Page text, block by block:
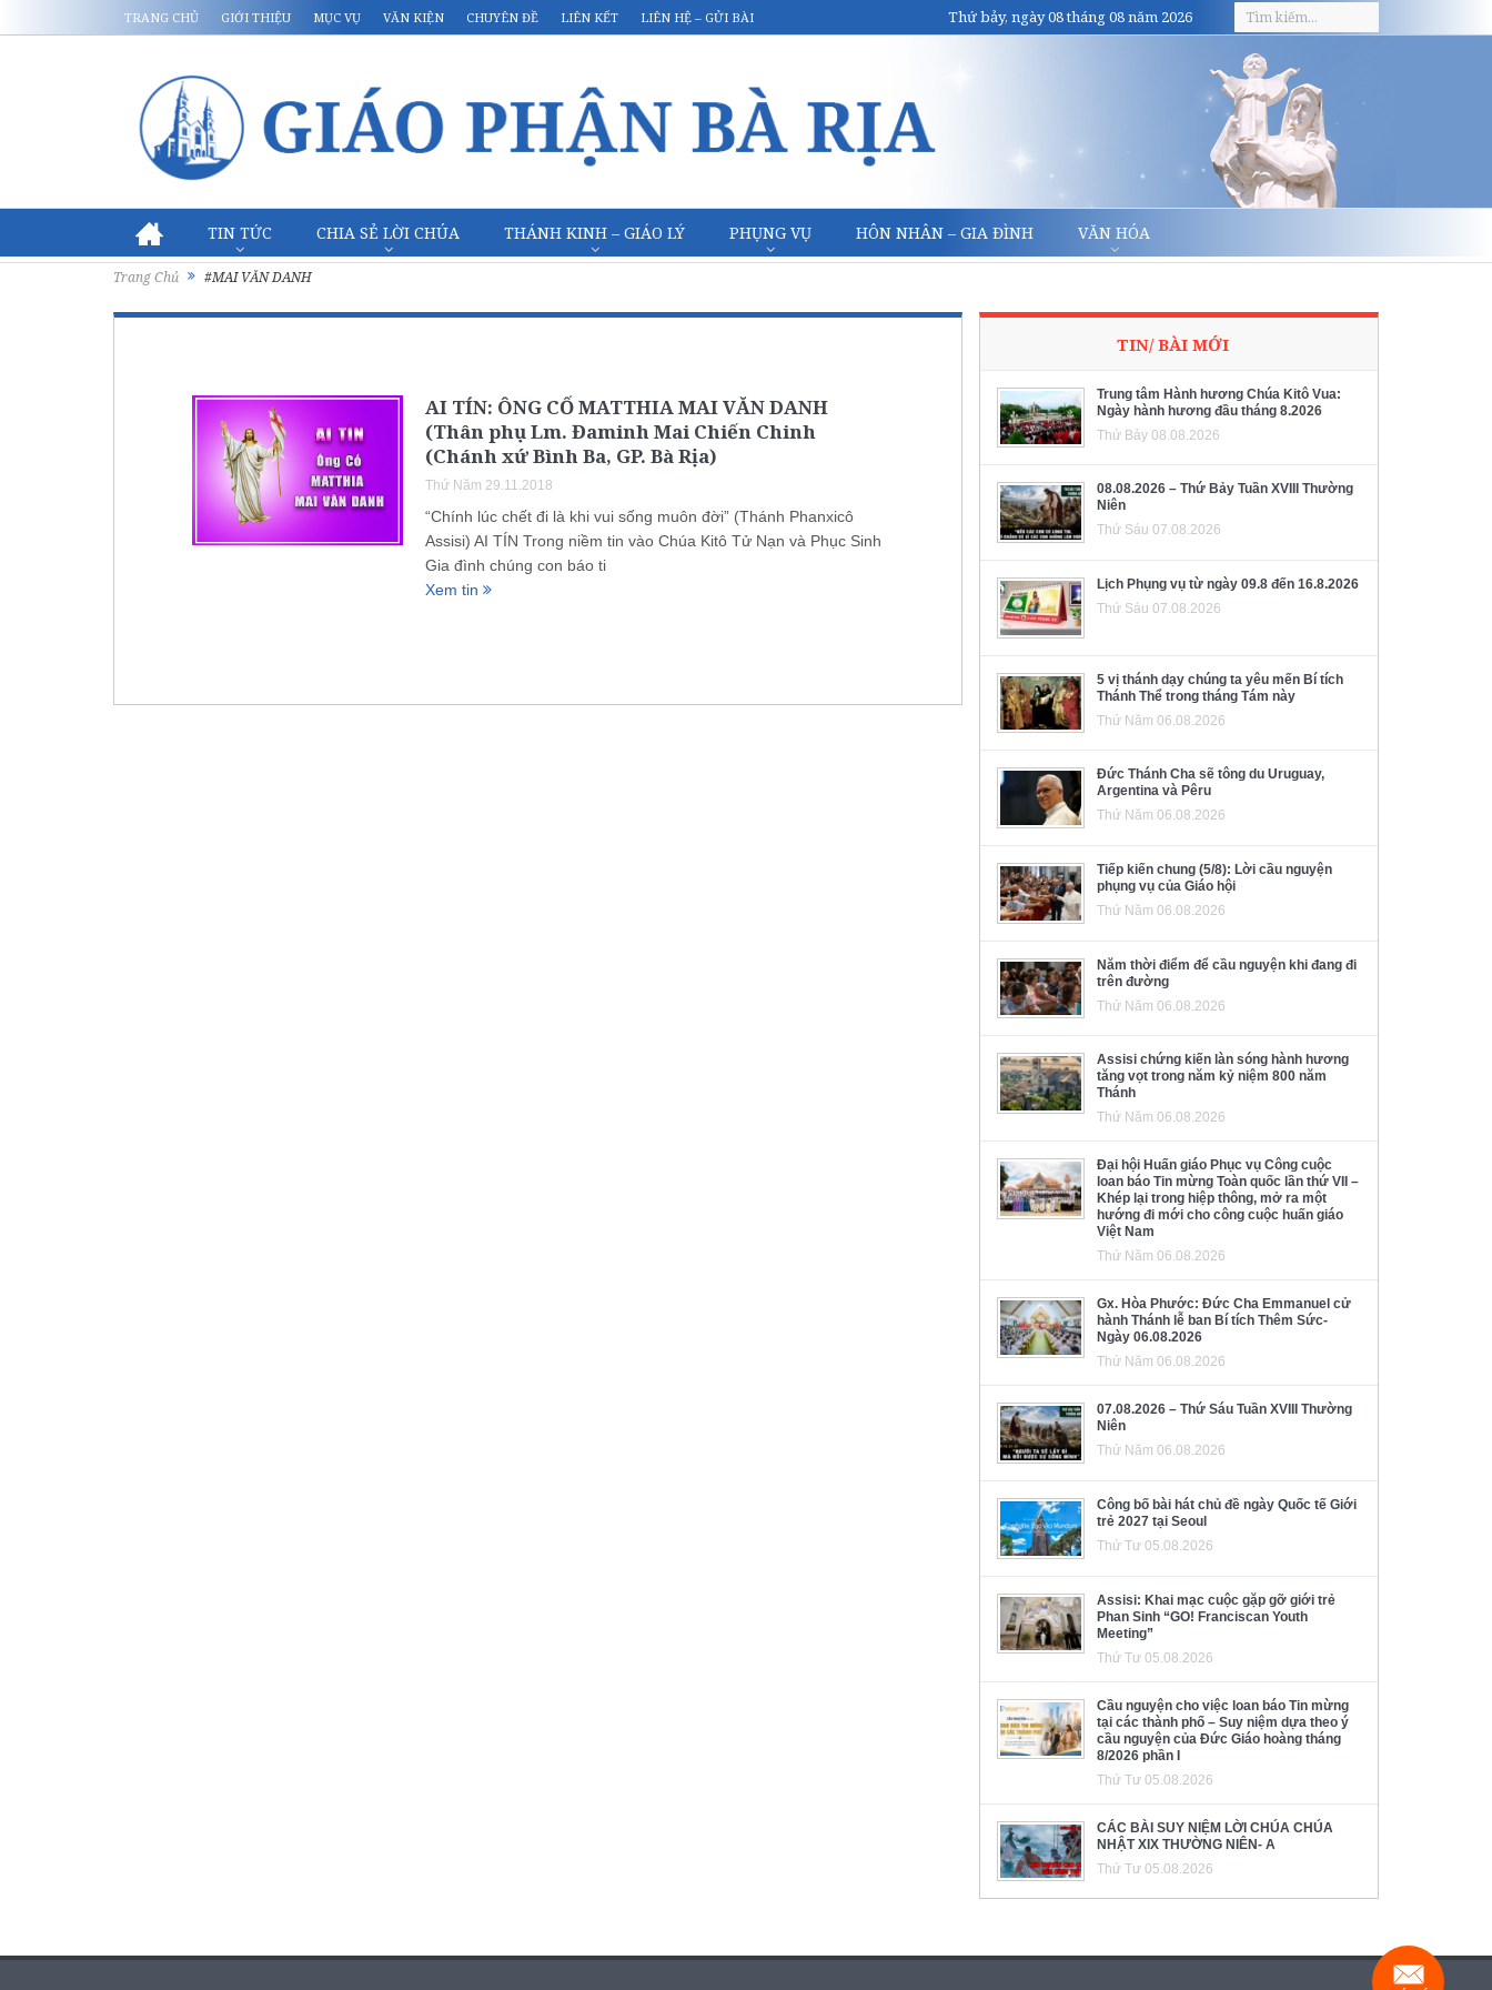
TRANG CHỦ GIỚI THIỆU MỤC VỤ VĂN KIỆN CHUYÊN ĐỀ LIÊN KẾT LIÊN HỆ – GỬI BÀI Thứ bảy, ngày 08 tháng 08 năm 2026
TIN TỨC CHIA SẺ LỜI CHÚA THÁNH KINH – GIÁO LÝ PHỤNG VỤ HÔN NHÂN – GIA ĐÌNH VĂN HÓA
Trang Chủ #MAI VĂN DANH
AI TÍN: ÔNG CỐ MATTHIA MAI VĂN DANH
(Thân phụ Lm. Đaminh Mai Chiến Chinh
(Chánh xứ Bình Ba, GP. Bà Rịa)
Thứ Năm 29.11.2018
“Chính lúc chết đi là khi vui sống muôn đời” (Thánh Phanxicô
Assisi) AI TÍN Trong niềm tin vào Chúa Kitô Tử Nạn và Phục Sinh
Gia đình chúng con báo ti
Xem tin
TIN/ BÀI MỚI
Trung tâm Hành hương Chúa Kitô Vua:
Ngày hành hương đầu tháng 8.2026
Thứ Bảy 08.08.2026
08.08.2026 – Thứ Bảy Tuần XVIII Thường
Niên
Thứ Sáu 07.08.2026
Lịch Phụng vụ từ ngày 09.8 đến 16.8.2026
Thứ Sáu 07.08.2026
5 vị thánh dạy chúng ta yêu mến Bí tích
Thánh Thể trong tháng Tám này
Thứ Năm 06.08.2026
Đức Thánh Cha sẽ tông du Uruguay,
Argentina và Pêru
Thứ Năm 06.08.2026
Tiếp kiến chung (5/8): Lời cầu nguyện
phụng vụ của Giáo hội
Thứ Năm 06.08.2026
Năm thời điểm để cầu nguyện khi đang đi
trên đường
Thứ Năm 06.08.2026
Assisi chứng kiến làn sóng hành hương
tăng vọt trong năm kỷ niệm 800 năm
Thánh
Thứ Năm 06.08.2026
Đại hội Huấn giáo Phục vụ Công cuộc
loan báo Tin mừng Toàn quốc lần thứ VII –
Khép lại trong hiệp thông, mở ra một
hướng đi mới cho công cuộc huấn giáo
Việt Nam
Thứ Năm 06.08.2026
Gx. Hòa Phước: Đức Cha Emmanuel cử
hành Thánh lễ ban Bí tích Thêm Sức-
Ngày 06.08.2026
Thứ Năm 06.08.2026
07.08.2026 – Thứ Sáu Tuần XVIII Thường
Niên
Thứ Năm 06.08.2026
Công bố bài hát chủ đề ngày Quốc tế Giới
trẻ 2027 tại Seoul
Thứ Tư 05.08.2026
Assisi: Khai mạc cuộc gặp gỡ giới trẻ
Phan Sinh “GO! Franciscan Youth
Meeting”
Thứ Tư 05.08.2026
Cầu nguyện cho việc loan báo Tin mừng
tại các thành phố – Suy niệm dựa theo ý
cầu nguyện của Đức Giáo hoàng tháng
8/2026 phần I
Thứ Tư 05.08.2026
CÁC BÀI SUY NIỆM LỜI CHÚA CHÚA
NHẬT XIX THƯỜNG NIÊN- A
Thứ Tư 05.08.2026